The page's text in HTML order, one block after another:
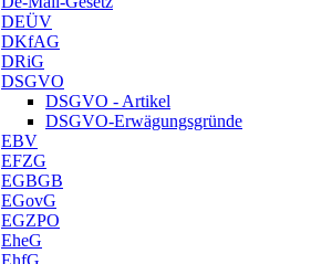
DEÜV
DKfAG
DRiG
DSGVO
DSGVO - Artikel
DSGVO-Erwägungsgründe
EBV
EFZG
EGBGB
EGovG
EGZPO
EheG
EhfG